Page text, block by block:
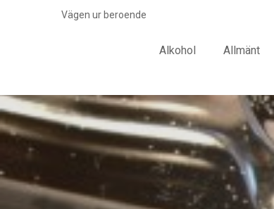
Vägen ur beroende
Alkohol Allmänt